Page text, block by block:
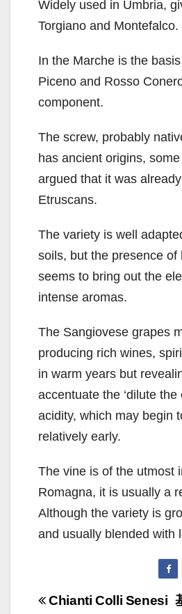
Widely used in Umbria,
Torgiano and Montefalco.
In the Marche is the
Piceno and Rosso
component.
The screw, probably
has ancient origins,
argued that it was
Etruscans.
The variety is well
soils, but the presence of
seems to bring out the
intense aromas.
The Sangiovese grapes
producing rich wines,
in warm years but
accentuate the ‘dilute the
acidity, which may begin
relatively early.
The vine is of the utmost
Romagna, it is usually a
Although the variety is
and usually blended with
Navigazione
Chianti Colli Senesi